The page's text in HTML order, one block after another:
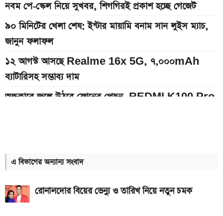
নবম পে-স্কেল নিয়ে সুখবর, শিগগিরই প্রকাশ হচ্ছে গেজেট
৯০ মিনিটের খেলা শেষ: ইন্টার মায়ামি বনাম সান লুইস ম্যাচ,
জানুন ফলাফল
১২ আগস্ট আসছে Realme 16x 5G, ৭,০০০mAh
ব্যাটারিসহ সম্ভাব্য দাম
অন্ধকারে জ্বলে উঠবে ফোনের পেছন, REDMI K100 Pro
দেশের বাজারে আজকের স্বর্ণের দাম, প্রতি ভরি কত
৮০০০ mAh ব্যাটারি সহ আসছে Redmi Note 17 5G,
দাম কত?
এ বিভাগের অন্যান্য সংবাদ
রোনালদোর বিয়ের ভেন্যু ও তারিখ নিয়ে নতুন চমক